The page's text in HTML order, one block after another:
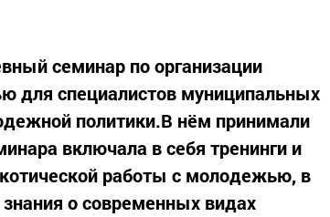
семинар по организации
для специалистов муниципальных
политики.В нём принимали
включала в себя тренинги и
работы с молодежью, в
о современных видах